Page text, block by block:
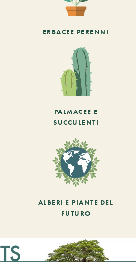
ERBACEE PERENNI
PALMACEE E
SUCCULENTI
ALBERI E PIANTE DEL
FUTURO